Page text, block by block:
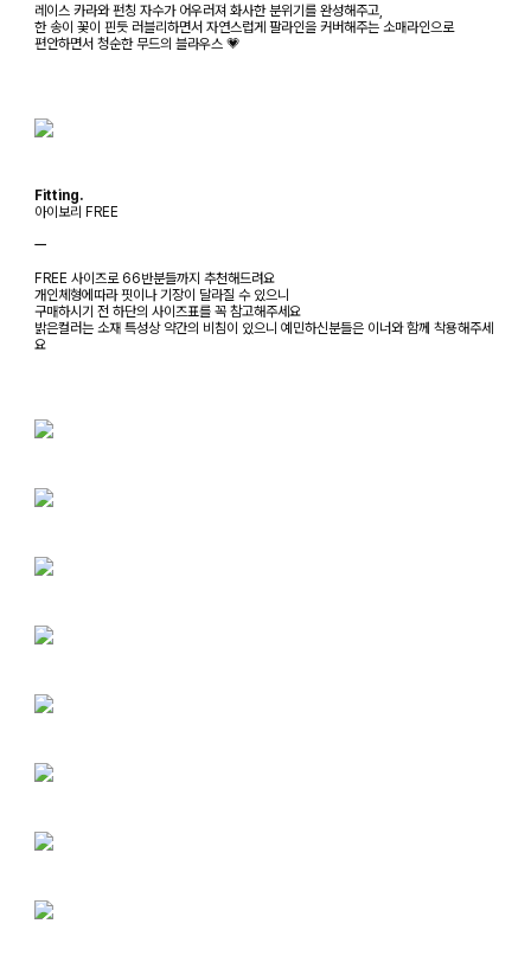
레이스 카라와 펀칭 자수가 어우러져 화사한 분위기를 완성해주고,
한 송이 꽃이 핀듯 러블리하면서 자연스럽게 팔라인을 커버해주는 소매라인으로
편안하면서 청순한 무드의 블라우스 💗
Fitting.
아이보리 FREE
ㅡ
FREE 사이즈로 66반분들까지 추천해드려요
개인체형에따라 핏이나 기장이 달라질 수 있으니
구매하시기 전 하단의 사이즈표를 꼭 참고해주세요
밝은컬러는 소재 특성상 약간의 비침이 있으니 예민하신분들은 이너와 함께 착용해주세
요